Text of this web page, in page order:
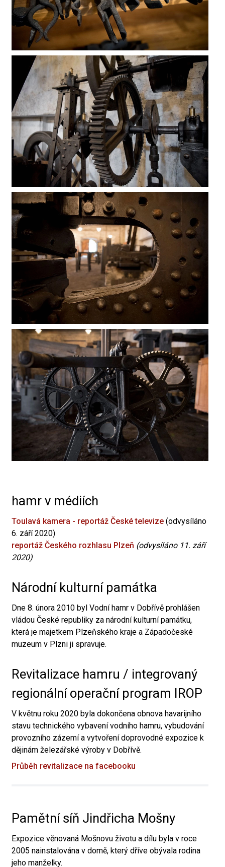
hamr v médiích
Toulavá kamera - reportáž České televize (odvysíláno
6. září 2020)
reportáž Českého rozhlasu Plzeň (odvysíláno 11. září
2020)
Národní kulturní památka
Dne 8. února 2010 byl Vodní hamr v Dobřívě prohlášen
vládou České republiky za národní kulturní památku,
která je majetkem Plzeňského kraje a Západočeské
muzeum v Plzni ji spravuje.
Revitalizace hamru / integrovaný
regionální operační program IROP
V květnu roku 2020 byla dokončena obnova havarijního
stavu technického vybavení vodního hamru, vybudování
provozního zázemí a vytvoření doprovodné expozice k
dějinám železářské výroby v Dobřívě.
Průběh revitalizace na facebooku
Pamětní síň Jindřicha Mošny
Expozice věnovaná Mošnovu životu a dílu byla v roce
2005 nainstalována v domě, který dříve obývala rodina
jeho manželky.